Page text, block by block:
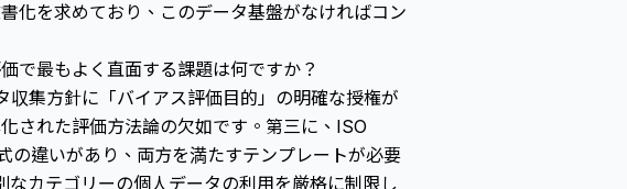
化を求めており、このデータ基盤がなければコン
で最もよく直面する課題は何ですか？
集方針に「バイアス評価目的」の明確な授権が
された評価方法論の欠如です。第三に、ISO
違いがあり、両方を満たすテンプレートが必要
カテゴリーの個人データの利用を厳格に制限し